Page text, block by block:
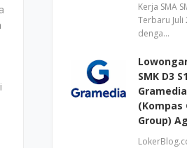
Kerja SMA
Terbaru Juli
denga…
SMK D3
(Kompas
Group)